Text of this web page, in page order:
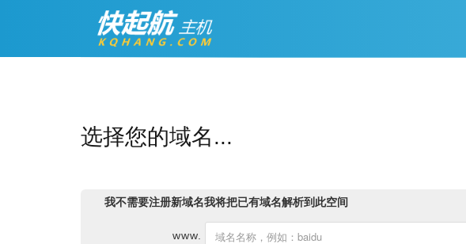
选择您的域名...
我不需要注册新域名我将把已有域名解析到此空间
www.